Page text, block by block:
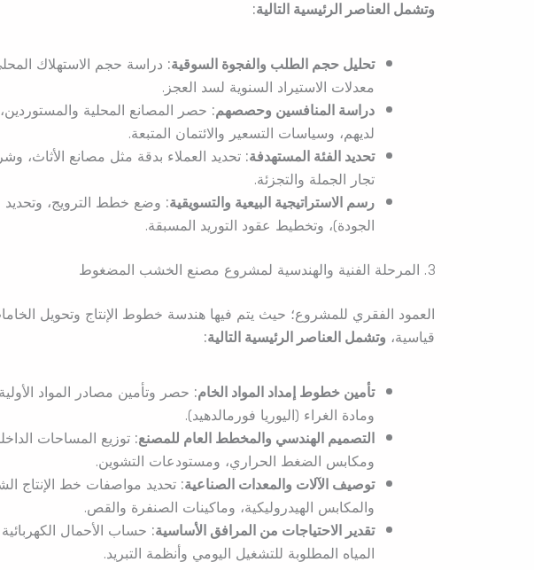
وتشمل العناصر الرئيسية التالية:
تحليل حجم الطلب والفجوة السوقية: دراسة حجم الاستهلاك
معدلات الاستيراد السنوية لسد العجز.
دراسة المنافسين وحصصهم: حصر المصانع المحلية والمستوردين،
لديهم، وسياسات التسعير والائتمان المتبعة.
تحديد الفئة المستهدفة: تحديد العملاء بدقة مثل مصانع الأثاث،
تجار الجملة والتجزئة.
رسم الاستراتيجية البيعية والتسويقية: وضع خطط الترويج، وتحديد
الجودة)، وتخطيط عقود التوريد المسبقة.
3. المرحلة الفنية والهندسية لمشروع مصنع الخشب المضغوط
العمود الفقري للمشروع؛ حيث يتم فيها هندسة خطوط الإنتاج وتحويل
قياسية، وتشمل العناصر الرئيسية التالية:
تأمين خطوط إمداد المواد الخام: حصر وتأمين مصادر المواد
ومادة الغراء (اليوريا فورمالدهيد).
التصميم الهندسي والمخطط العام للمصنع: توزيع المساحات
ومكابس الضغط الحراري، ومستودعات التشوين.
توصيف الآلات والمعدات الصناعية: تحديد مواصفات خط الإنتاج
والمكابس الهيدروليكية، وماكينات الصنفرة والقص.
تقدير الاحتياجات من المرافق الأساسية: حساب الأحمال
المياه المطلوبة للتشغيل اليومي وأنظمة التبريد.